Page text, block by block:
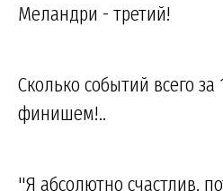
Меландри - третий!
Сколько событий всего
финишем!..
"Я абсолютно счастлив,